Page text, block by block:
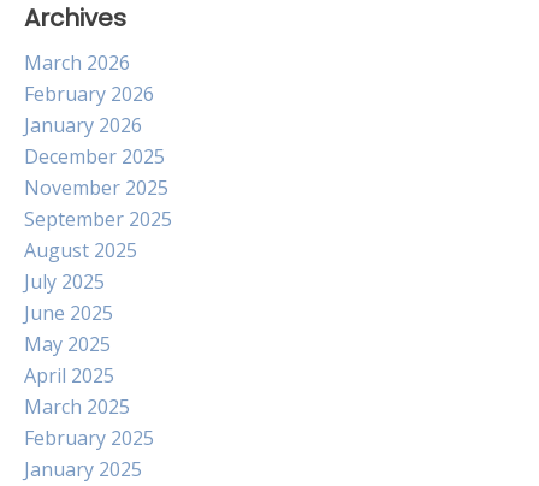
Archives
March 2026
February 2026
January 2026
December 2025
November 2025
September 2025
August 2025
July 2025
June 2025
May 2025
April 2025
March 2025
February 2025
January 2025